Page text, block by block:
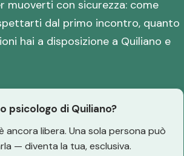
muoverti con sicurezza: come
dal primo incontro, quanto
hai a disposizione a Quiliano e
psicologo di Quiliano?
ancora libera. Una sola persona può
— diventa la tua, esclusiva.